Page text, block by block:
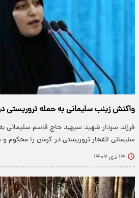
واکنش زینب سلیمانی به حمله تروریستی
فرزند سردار شهید سپهبد حاج قاسم سلیمانی
سلیمانی انفجار تروریستی در کرمان را محکوم
۱۳ دی ۱۴۰۲